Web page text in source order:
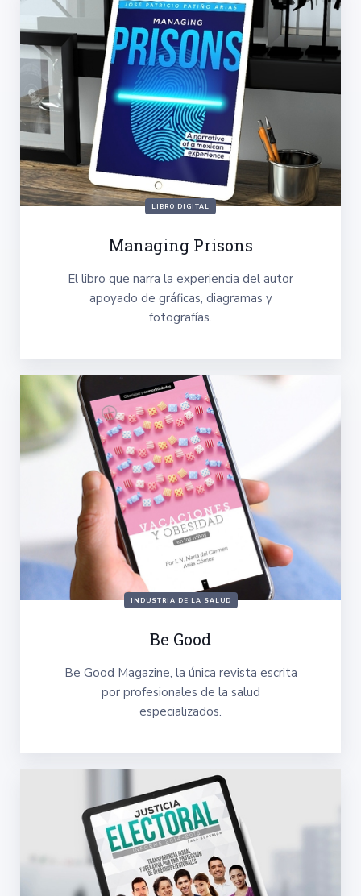
LIBRO DIGITAL
Managing Prisons
El libro que narra la experiencia del autor
apoyado de gráficas, diagramas y
fotografías.
INDUSTRIA DE LA SALUD
Be Good
Be Good Magazine, la única revista escrita
por profesionales de la salud
especializados.